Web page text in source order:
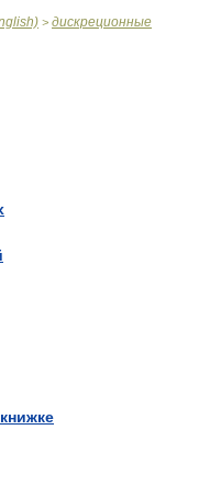
> дискреционные